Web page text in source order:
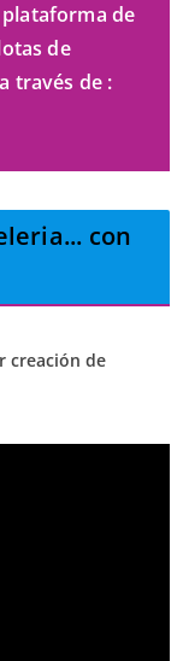
de
de
través de :
... con
creación de